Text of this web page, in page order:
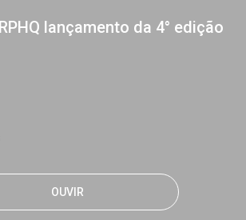
lançamento da 4° edição
OUVIR